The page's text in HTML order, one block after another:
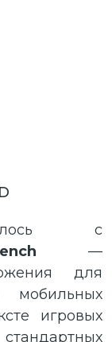
с
—
для
мобильных
игровых